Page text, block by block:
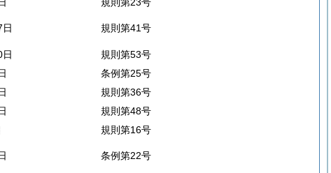
規則第41号
規則第53号
条例第25号
規則第36号
規則第48号
規則第16号
条例第22号